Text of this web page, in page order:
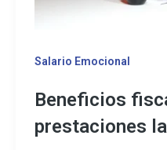
Salario Emocional
Beneficios
prestaciones